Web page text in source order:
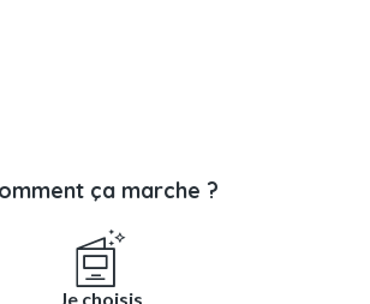
ça marche ?
Je choisis